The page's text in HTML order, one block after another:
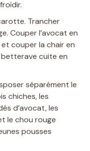
Trancher
Couper l’avocat en
couper la chair en
cuite en
séparément le
chiches, les
d’avocat, les
le chou rouge
pousses